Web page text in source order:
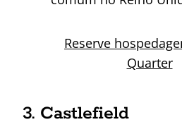
Reserve
Quarter
3. Castlefield